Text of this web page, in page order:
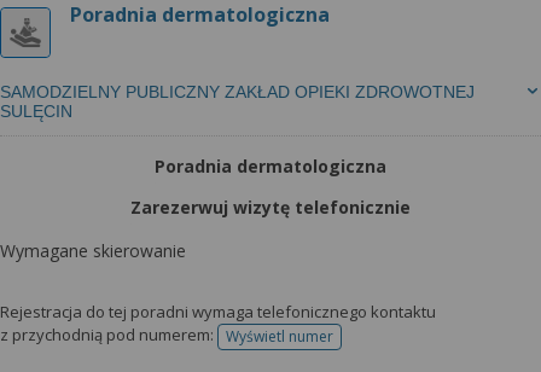
Poradnia dermatologiczna
SAMODZIELNY PUBLICZNY ZAKŁAD OPIEKI ZDROWOTNEJ
SULĘCIN
Poradnia dermatologiczna
Zarezerwuj wizytę telefonicznie
Wymagane skierowanie
Rejestracja do tej poradni wymaga telefonicznego kontaktu
z przychodnią pod numerem:
Wyświetl numertelefonu do rejestracji